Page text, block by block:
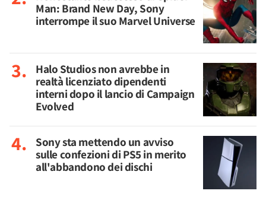
Man: Brand New Day, Sony
interrompe il suo Marvel Universe
Halo Studios non avrebbe in
realtà licenziato dipendenti
interni dopo il lancio di Campaign
Evolved
Sony sta mettendo un avviso
sulle confezioni di PS5 in merito
all'abbandono dei dischi